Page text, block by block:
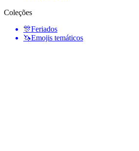
Coleções
🎊Feriados
🦄Emojis temáticos